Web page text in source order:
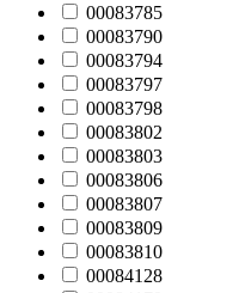
00083785
00083790
00083794
00083797
00083798
00083802
00083803
00083806
00083807
00083809
00083810
00084128